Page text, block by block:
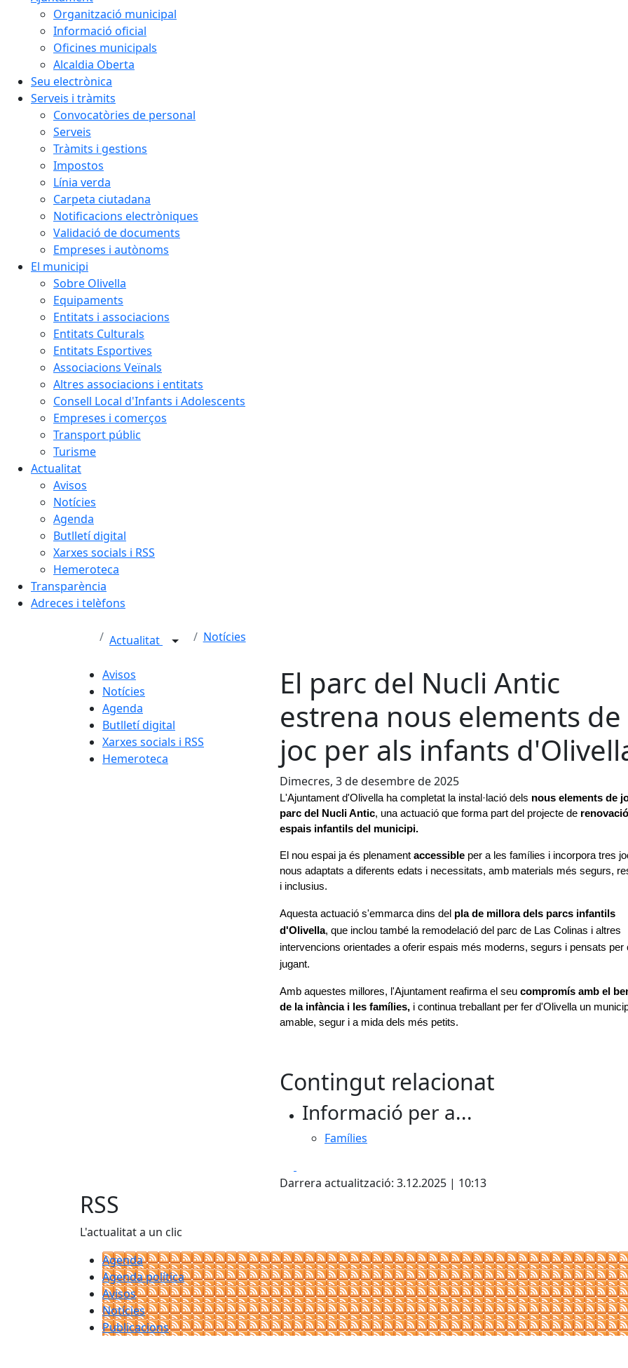
Organització municipal
Informació oficial
Oficines municipals
Alcaldia Oberta
Seu electrònica
Serveis i tràmits
Convocatòries de personal
Serveis
Tràmits i gestions
Impostos
Línia verda
Carpeta ciutadana
Notificacions electròniques
Validació de documents
Empreses i autònoms
El municipi
Sobre Olivella
Equipaments
Entitats i associacions
Entitats Culturals
Entitats Esportives
Associacions Veïnals
Altres associacions i entitats
Consell Local d'Infants i Adolescents
Empreses i comerços
Transport públic
Turisme
Actualitat
Avisos
Notícies
Agenda
Butlletí digital
Xarxes socials i RSS
Hemeroteca
Transparència
Adreces i telèfons
Actualitat Notícies
Avisos
Notícies
Agenda
Butlletí digital
Xarxes socials i RSS
Hemeroteca
El parc del Nucli Antic
estrena nous elements de
joc per als infants
Dimecres, 3 de desembre de 2025
L'Ajuntament d'Olivella ha completat la instal·lació dels nous elements de
parc del Nucli Antic, una actuació que forma part del projecte de
espais infantils del municipi.
El nou espai ja és plenament accessible per a les famílies i incorpora tres
nous adaptats a diferents edats i necessitats, amb materials més segurs,
i inclusius.
Aquesta actuació s'emmarca dins del pla de millora dels parcs infantils
d'Olivella, que inclou també la remodelació del parc de Las Colinas i altres
intervencions orientades a oferir espais més moderns, segurs i pensats per
jugant.
Amb aquestes millores, l'Ajuntament reafirma el seu compromís amb el
de la infància i les famílies, i continua treballant per fer d'Olivella un
amable, segur i a mida dels més petits.
Contingut relacionat
Informació per a...
Famílies
Darrera actualització: 3.12.2025 | 10:13
RSS
L'actualitat a un clic
Agenda
Agenda política
Avisos
Notícies
Publicacions